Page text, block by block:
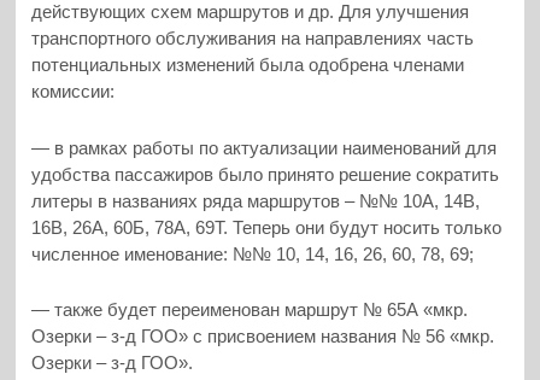
действующих схем маршрутов и др. Для улучшения
транспортного обслуживания на направлениях часть
потенциальных изменений была одобрена членами
комиссии:
— в рамках работы по актуализации наименований для
удобства пассажиров было принято решение сократить
литеры в названиях ряда маршрутов – №№ 10А, 14В,
16В, 26А, 60Б, 78А, 69Т. Теперь они будут носить только
численное именование: №№ 10, 14, 16, 26, 60, 78, 69;
— также будет переименован маршрут № 65А «мкр.
Озерки – з-д ГОО» с присвоением названия № 56 «мкр.
Озерки – з-д ГОО».